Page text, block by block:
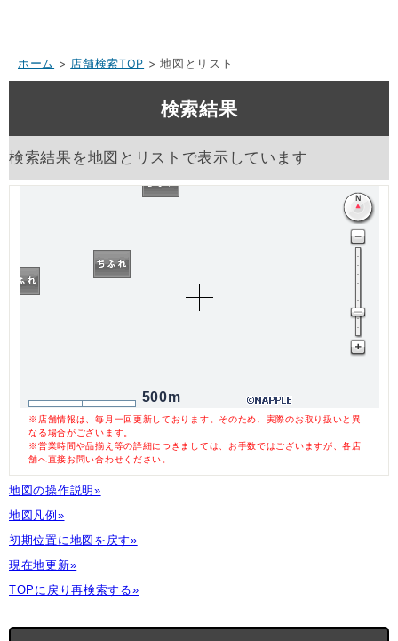
ホーム > 店舗検索TOP > 地図とリスト
検索結果
検索結果を地図とリストで表示しています
500m
※店舗情報は、毎月一回更新しております。そのため、実際のお取り扱いと異
なる場合がございます。
※営業時間や品揃え等の詳細につきましては、お手数ではございますが、各店
舗へ直接お問い合わせください。
地図の操作説明»
地図凡例»
初期位置に地図を戻す»
現在地更新»
TOPに戻り再検索する»